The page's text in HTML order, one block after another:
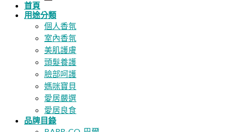
首頁
用途分類
個人香氛
室內香氛
美肌護膚
頭髮養護
臉部呵護
媽咪寶貝
愛居嚴選
愛居良食
品牌目錄